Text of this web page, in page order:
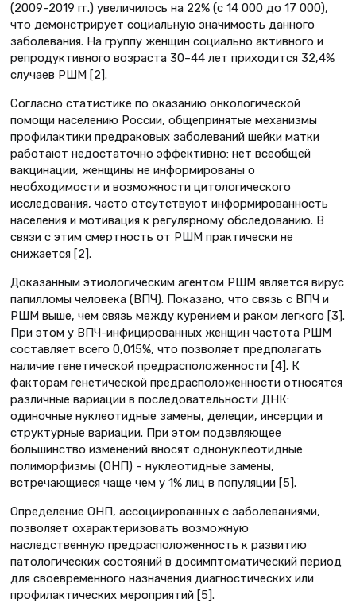
(2009–2019 гг.) увеличилось на 22% (с 14 000 до 17 000),
что демонстрирует социальную значимость данного
заболевания. На группу женщин социально активного и
репродуктивного возраста 30–44 лет приходится 32,4%
случаев РШМ [2].
Согласно статистике по оказанию онкологической
помощи населению России, общепринятые механизмы
профилактики предраковых заболеваний шейки матки
работают недостаточно эффективно: нет всеобщей
вакцинации, женщины не информированы о
необходимости и возможности цитологического
исследования, часто отсутствуют информированность
населения и мотивация к регулярному обследованию. В
связи с этим смертность от РШМ практически не
снижается [2].
Доказанным этиологическим агентом РШМ является вирус
папилломы человека (ВПЧ). Показано, что связь с ВПЧ и
РШМ выше, чем связь между курением и раком легкого [3].
При этом у ВПЧ-инфицированных женщин частота РШМ
составляет всего 0,015%, что позволяет предполагать
наличие генетической предрасположенности [4]. К
факторам генетической предрасположенности относятся
различные вариации в последовательности ДНК:
одиночные нуклеотидные замены, делеции, инсерции и
структурные вариации. При этом подавляющее
большинство изменений вносят однонуклеотидные
полиморфизмы (ОНП) – нуклеотидные замены,
встречающиеся чаще чем у 1% лиц в популяции [5].
Определение ОНП, ассоциированных с заболеваниями,
позволяет охарактеризовать возможную
наследственную предрасположенность к развитию
патологических состояний в досимптоматический период
для своевременного назначения диагностических или
профилактических мероприятий [5].